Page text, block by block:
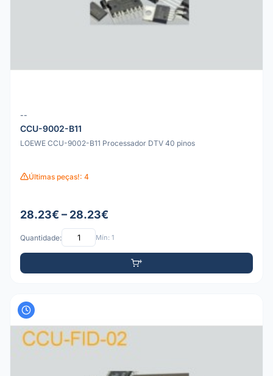
--
CCU-9002-B11
LOEWE CCU-9002-B11 Processador DTV 40 pinos
Últimas peças!: 4
28.23€ – 28.23€
Quantidade: Mín: 1